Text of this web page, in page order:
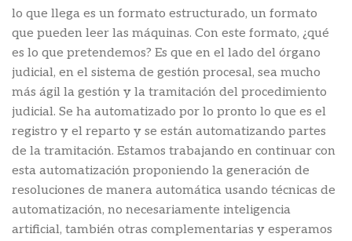
lo que llega es un formato estructurado, un formato
que pueden leer las máquinas. Con este formato, ¿qué
es lo que pretendemos? Es que en el lado del órgano
judicial, en el sistema de gestión procesal, sea mucho
más ágil la gestión y la tramitación del procedimiento
judicial. Se ha automatizado por lo pronto lo que es el
registro y el reparto y se están automatizando partes
de la tramitación. Estamos trabajando en continuar con
esta automatización proponiendo la generación de
resoluciones de manera automática usando técnicas de
automatización, no necesariamente inteligencia
artificial, también otras complementarias y esperamos